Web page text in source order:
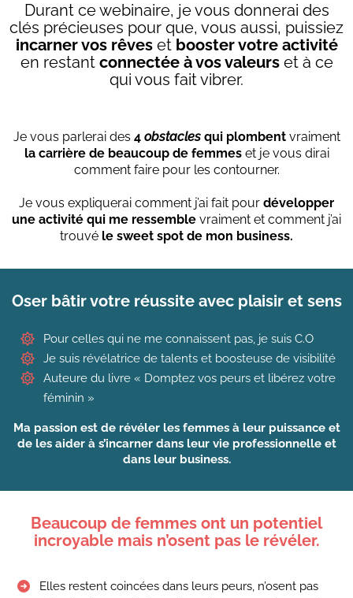
Durant ce webinaire, je vous donnerai des
clés précieuses pour que, vous aussi, puissiez
incarner vos rêvesetbooster votre activité
en restant connectée à vos valeurs et à ce
qui vous fait vibrer.
Je vous parlerai des 4 obstacles qui plombent vraiment
la carrière de beaucoup de femmeset je vous dirai
comment faire pour les contourner.
Je vous expliquerai comment j’ai fait pour développer
une activité qui me ressemble vraiment et comment j’ai
trouvé le sweet spot de mon business.
Oser bâtir votre réussite avec plaisir et sens
Pour celles qui ne me connaissent pas, je suis C.O
Je suis révélatrice de talents et boosteuse de visibilité
Auteure du livre « Domptez vos peurs et libérez votre
féminin »
Ma passion est de révéler les femmes à leur puissance et
de les aider à s’incarner dans leur vie professionnelle et
dans leur business.
Beaucoup de femmes ont un potentiel
incroyable mais n’osent pas le révéler.
Elles restent coincées dans leurs peurs, n’osent pas